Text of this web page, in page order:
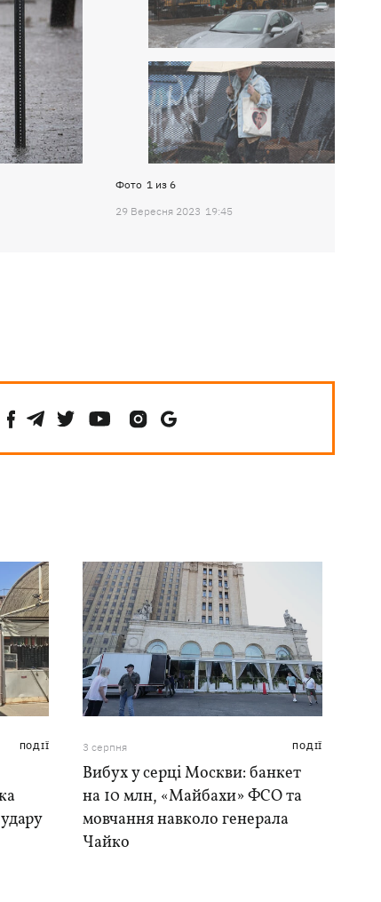
Фото 1 из 6
29 Вересня 2023 19:45
ПОДІЇ 3 серпня ПОДІЇ
Вибух у серці Москви: банкет
на 10 млн, «Майбахи» ФСО та
мовчання навколо генерала
Чайко